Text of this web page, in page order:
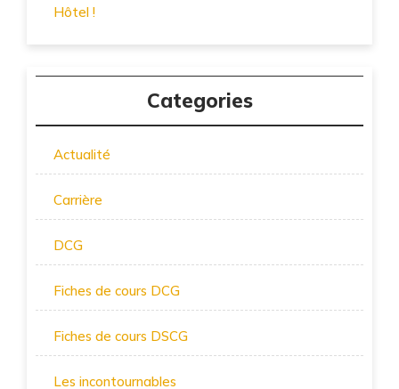
Hôtel !
Categories
Actualité
Carrière
DCG
Fiches de cours DCG
Fiches de cours DSCG
Les incontournables